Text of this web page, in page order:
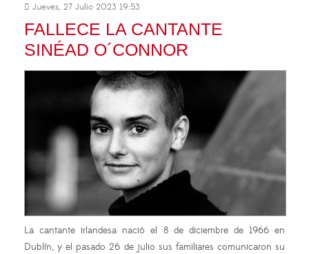
Jueves, 27 Julio 2023 19:53
FALLECE LA CANTANTE
SINÉAD O´CONNOR
La cantante irlandesa nació el 8 de diciembre de 1966 en
Dublín, y el pasado 26 de julio sus familiares comunicaron su